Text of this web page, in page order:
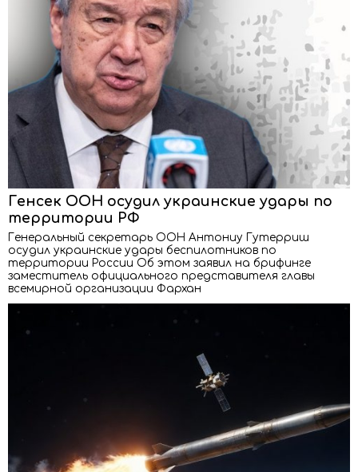
Генсек ООН осудил украинские удары по
территории РФ
Генеральный секретарь ООН Антониу Гутерриш
осудил украинские удары беспилотников по
территории России Об этом заявил на брифинге
заместитель официального представителя главы
всемирной организации Фархан